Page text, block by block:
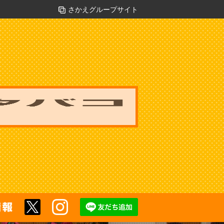
さかえグループサイト